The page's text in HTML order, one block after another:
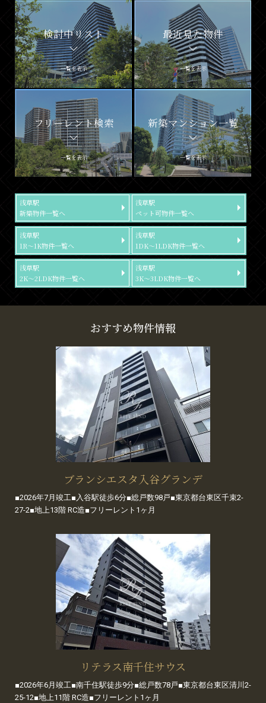
検討中リスト
一覧を表示
最近見た物件
一覧を表示
フリーレント検索
一覧を表示
新築マンション一覧
一覧を表示
浅草駅
新築物件一覧へ
浅草駅
ペット可物件一覧へ
浅草駅
1R～1K物件一覧へ
浅草駅
1DK～1LDK物件一覧へ
浅草駅
2K～2LDK物件一覧へ
浅草駅
3K～3LDK物件一覧へ
おすすめ物件情報
ブランシエスタ入谷グランデ
■2026年7月竣工■入谷駅徒歩6分■総戸数98戸■東京都台東区千束2-
27-2■地上13階 RC造■フリーレント1ヶ月
リテラス南千住サウス
■2026年6月竣工■南千住駅徒歩9分■総戸数78戸■東京都台東区清川2-
25-12■地上11階 RC造■フリーレント1ヶ月